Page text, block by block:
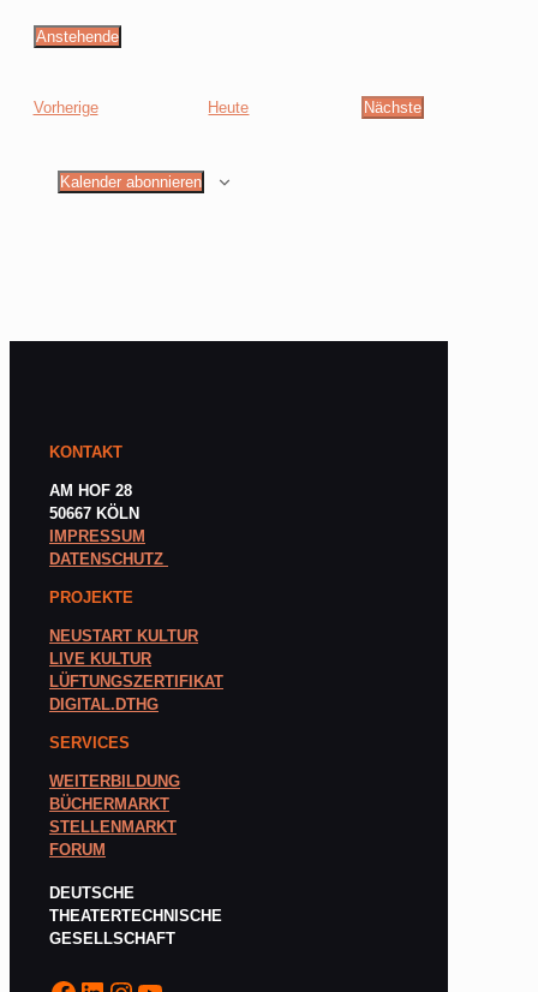
Anstehende
VorherigeVeranstaltungen Heute
Nächste
Veranstaltungen
Kalender abonnieren
KONTAKT
AM HOF 28
50667 KÖLN
IMPRESSUM
DATENSCHUTZ
PROJEKTE
NEUSTART KULTUR
LIVE KULTUR
LÜFTUNGSZERTIFIKAT
DIGITAL.DTHG
SERVICES
WEITERBILDUNG
BÜCHERMARKT
STELLENMARKT
FORUM
DEUTSCHE
THEATERTECHNISCHE
GESELLSCHAFT